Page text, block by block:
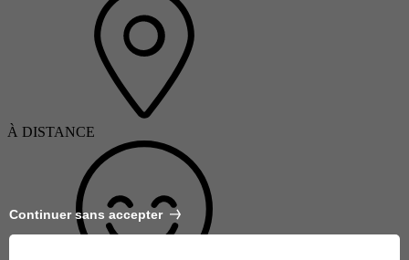
À DISTANCE
Continuer sans accepter